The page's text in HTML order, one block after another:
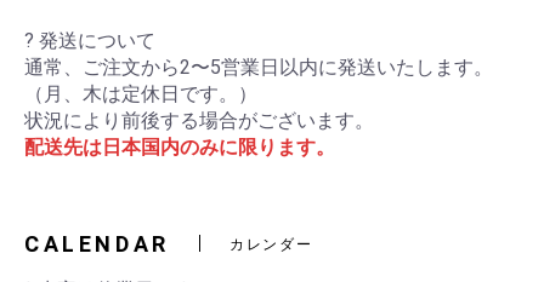
? 発送について
通常、ご注文から2〜5営業日以内に発送いたします。
（月、木は定休日です。）
状況により前後する場合がございます。
配送先は日本国内のみに限ります。
CALENDAR カレンダー